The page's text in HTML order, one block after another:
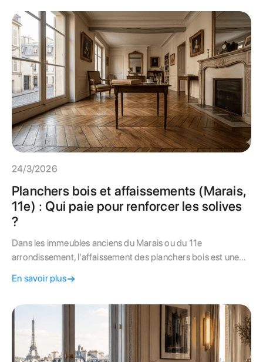
24/3/2026
Planchers bois et affaissements (Marais,
11e) : Qui paie pour renforcer les solives
?
Dans les immeubles anciens du Marais ou du 11e
arrondissement, l'affaissement des planchers bois est une
que la structure porteuse (solives et poutres) est presque
article expert décrypte la frontière entre travaux privatifs et
charges de copropriété. Apprenez à identifier les causes
(vétusté, surcharge ou travaux illégaux) et découvrez la
marche à suivre pour sécuriser votre bâti tout en protégeant
En savoir plus